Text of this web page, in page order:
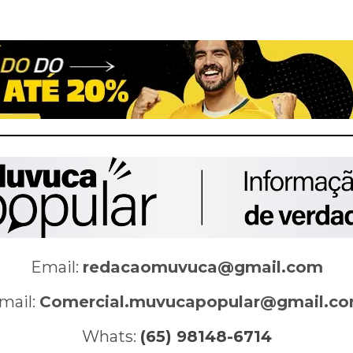
Email: redacaomuvuca@gmail.com
Whats: (65) 98148-6714